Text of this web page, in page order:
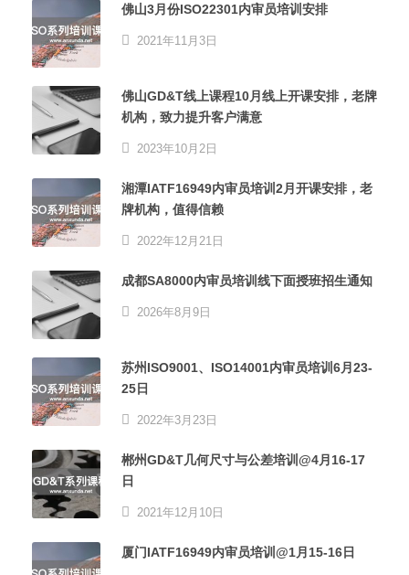
佛山3月份ISO22301内审员培训安排
2021年11月3日
佛山GD&T线上课程10月线上开课安排，老牌
机构，致力提升客户满意
2023年10月2日
湘潭IATF16949内审员培训2月开课安排，老
牌机构，值得信赖
2022年12月21日
成都SA8000内审员培训线下面授班招生通知
2026年8月9日
苏州ISO9001、ISO14001内审员培训6月23-
25日
2022年3月23日
郴州GD&T几何尺寸与公差培训@4月16-17
日
2021年12月10日
厦门IATF16949内审员培训@1月15-16日